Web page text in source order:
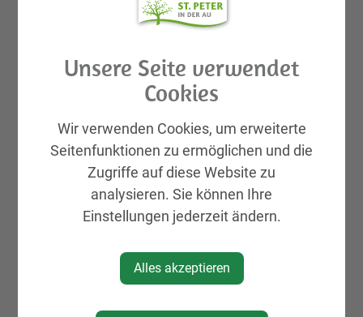
Unsere Seite verwendet
Cookies
Wir verwenden Cookies, um erweiterte
Seitenfunktionen zu ermöglichen und die
Zugriffe auf diese Website zu
analysieren. Sie können Ihre
Einstellungen jederzeit ändern.
Alles akzeptieren